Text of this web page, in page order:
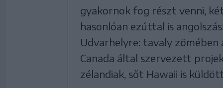
gyakornok fog részt venni,
hasonlóan ezúttal is
Udvarhelyre: tavaly
Canada által szervezett
zélandiak, sőt Hawaii is